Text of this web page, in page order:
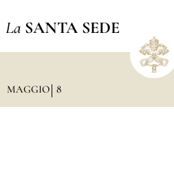
La SANTA SEDE
MAGGIO 8